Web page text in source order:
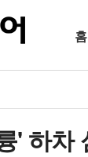
홈
' 하